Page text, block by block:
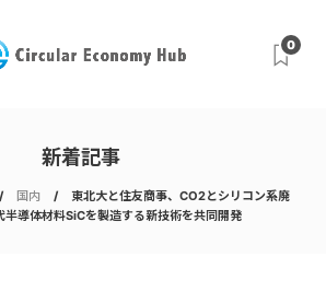
0
新着記事
国内
東北大と住友商事、CO2とシリコン系廃
半導体材料SiCを製造する新技術を共同開発